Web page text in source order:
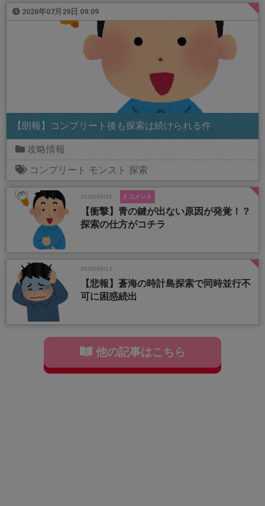
2026年07月29日 09:09
【朗報】コンプリート後も探索は続けられる件
攻略情報
コンプリート モンスト 探索
2026/06/16 3 コメント
【衝撃】青の鍵が出ない原因が発覚！？
探索の仕方がコチラ
2026/06/13
【悲報】蒼海の時計島探索で同時並行不
可に困惑続出
他の記事はこちら